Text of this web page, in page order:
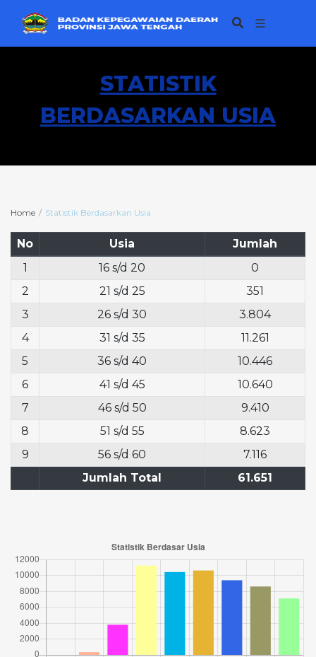
STATISTIK
BERDASARKAN USIA
Home Statistik Berdasarkan Usia
No Usia
Jumlah
1
16 s/d 20
0
2
21 s/d 25
351
3
26 s/d 30
3.804
4
31 s/d 35
11.261
5
36 s/d 40
10.446
6
41 s/d 45
10.640
7
46 s/d 50
9.410
8
51 s/d 55
8.623
9
56 s/d 60
7.116
Jumlah Total
61.651